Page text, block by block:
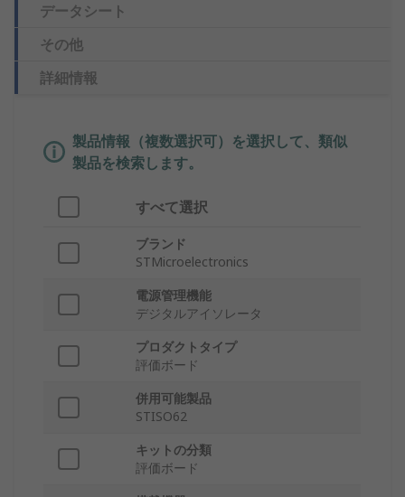
データシート
その他
詳細情報
製品情報（複数選択可）を選択して、類似
製品を検索します。
すべて選択
ブランド
STMicroelectronics
電源管理機能
デジタルアイソレータ
プロダクトタイプ
評価ボード
併用可能製品
STISO62
キットの分類
評価ボード